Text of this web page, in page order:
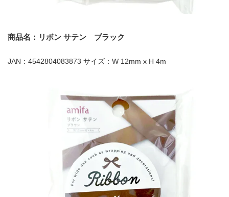
商品名：リボン サテン ブラック
JAN：4542804083873 サイズ：W 12mm x H 4m